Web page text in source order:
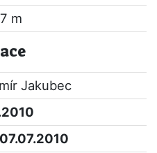
m
Jakubec
07.07.2010